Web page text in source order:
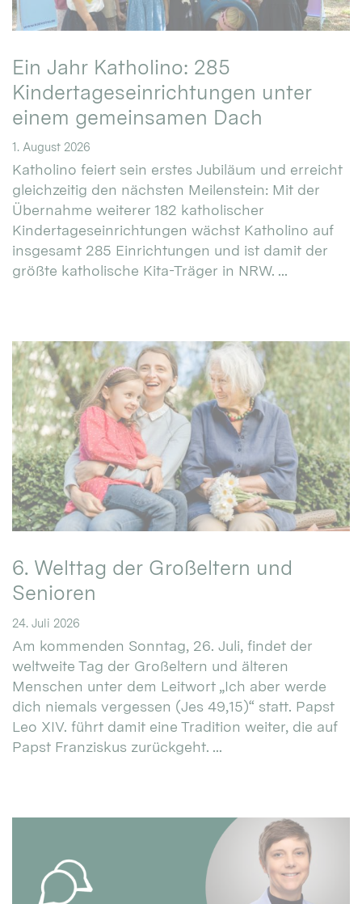
Ein Jahr Katholino: 285
Kindertageseinrichtungen unter
einem gemeinsamen Dach
1. August 2026
Katholino feiert sein erstes Jubiläum und erreicht
gleichzeitig den nächsten Meilenstein: Mit der
Übernahme weiterer 182 katholischer
Kindertageseinrichtungen wächst Katholino auf
insgesamt 285 Einrichtungen und ist damit der
größte katholische Kita-Träger in NRW. ...
6. Welttag der Großeltern und
Senioren
24. Juli 2026
Am kommenden Sonntag, 26. Juli, findet der
weltweite Tag der Großeltern und älteren
Menschen unter dem Leitwort „Ich aber werde
dich niemals vergessen (Jes 49,15)“ statt. Papst
Leo XIV. führt damit eine Tradition weiter, die auf
Papst Franziskus zurückgeht. ...